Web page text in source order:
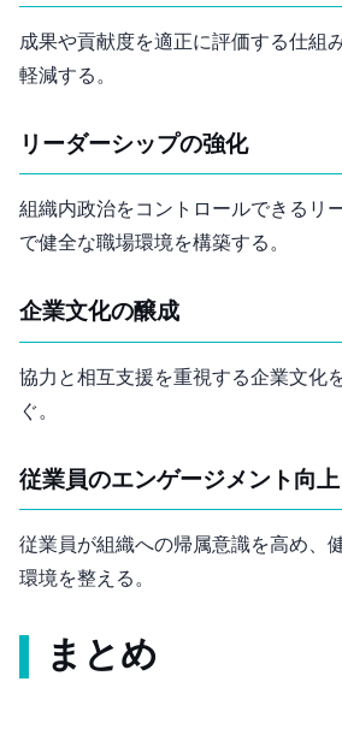
成果や貢献度を適正に評価する仕組
軽減する。
リーダーシップの強化
組織内政治をコントロールできるリ
で健全な職場環境を構築する。
企業文化の醸成
協力と相互支援を重視する企業文化
ぐ。
従業員のエンゲージメント向上
従業員が組織への帰属意識を高め、
環境を整える。
まとめ